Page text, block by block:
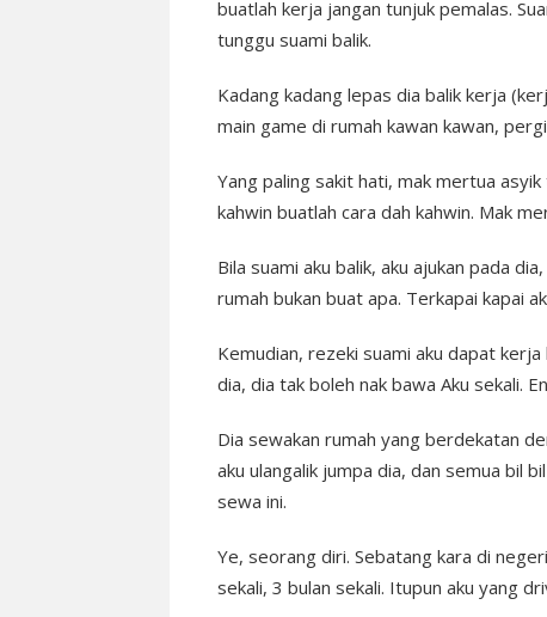
buatlah kerja jangan tunjuk pemalas.
tunggu suami balik.
Kadang kadang lepas dia balik kerja
main game di rumah kawan kawan,
Yang paling sakit hati, mak mertua
kahwin buatlah cara dah kahwin. Mak
Bila suami aku balik, aku ajukan pada
rumah bukan buat apa. Terkapai kapai
Kemudian, rezeki suami aku dapat
dia, dia tak boleh nak bawa Aku sekali.
Dia sewakan rumah yang berdekatan
aku ulangalik jumpa dia, dan semua bil
sewa ini.
Ye, seorang diri. Sebatang kara di
sekali, 3 bulan sekali. Itupun aku yang